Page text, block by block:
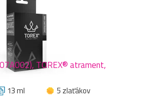
TOREX® atrament,
13 ml
5 zlaťákov